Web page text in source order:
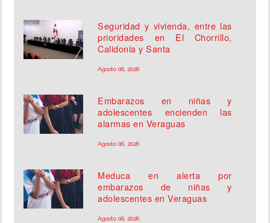
Seguridad y vivienda, entre las
prioridades en El Chorrillo,
Calidonia y Santa
Agosto 06, 2026
Embarazos en niñas y
adolescentes encienden las
alarmas en Veraguas
Agosto 06, 2026
Meduca en alerta por
embarazos de niñas y
adolescentes en Veraguas
Agosto 06, 2026